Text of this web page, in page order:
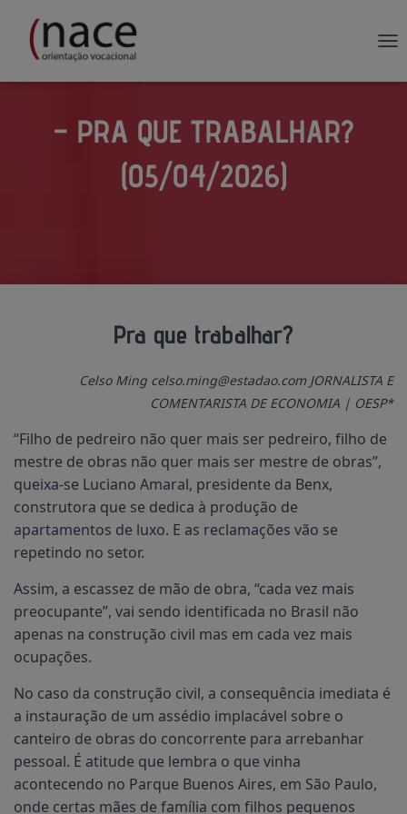
– PRA QUE TRABALHAR?
(05/04/2026)
Pra que trabalhar?
Celso Ming celso.ming@estadao.com JORNALISTA E
COMENTARISTA DE ECONOMIA | OESP*
“Filho de pedreiro não quer mais ser pedreiro, filho de
mestre de obras não quer mais ser mestre de obras”,
queixa-se Luciano Amaral, presidente da Benx,
construtora que se dedica à produção de
apartamentos de luxo. E as reclamações vão se
repetindo no setor.
Assim, a escassez de mão de obra, “cada vez mais
preocupante”, vai sendo identificada no Brasil não
apenas na construção civil mas em cada vez mais
ocupações.
No caso da construção civil, a consequência imediata é
a instauração de um assédio implacável sobre o
canteiro de obras do concorrente para arrebanhar
pessoal. É atitude que lembra o que vinha
acontecendo no Parque Buenos Aires, em São Paulo,
onde certas mães de família com filhos pequenos